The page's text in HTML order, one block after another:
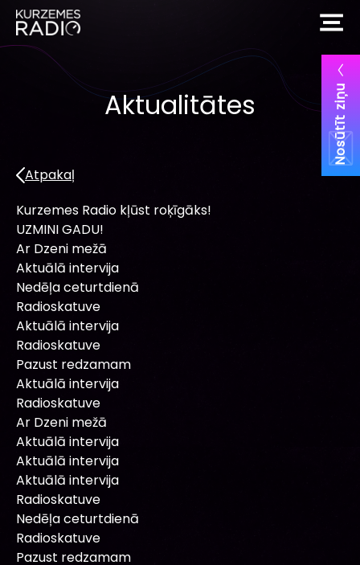
Nosūtīt ziņu
Aktualitātes
Atpakaļ
Kurzemes Radio kļūst roķīgāks!
UZMINI GADU!
Ar Dzeni mežā
Aktuālā intervija
Nedēļa ceturtdienā
Radioskatuve
Aktuālā intervija
Radioskatuve
Pazust redzamam
Aktuālā intervija
Radioskatuve
Ar Dzeni mežā
Aktuālā intervija
Aktuālā intervija
Aktuālā intervija
Radioskatuve
Nedēļa ceturtdienā
Radioskatuve
Pazust redzamam